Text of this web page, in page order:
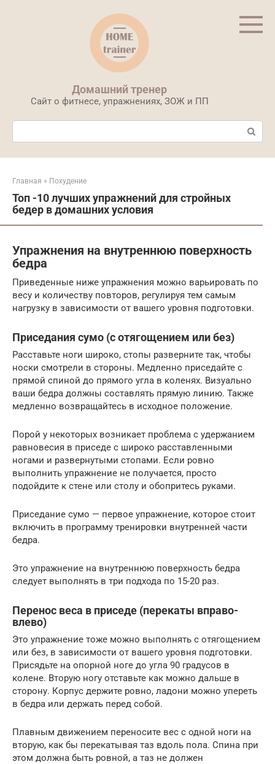
Домашний тренер
Сайт о фитнесе, упражнениях, ЗОЖ и ПП
Поиск:
Главная » Похудение
Топ -10 лучших упражнений для стройных
бедер в домашних условия
Упражнения на внутреннюю поверхность
бедра
Приведенные ниже упражнения можно варьировать по
весу и количеству повторов, регулируя тем самым
нагрузку в зависимости от вашего уровня подготовки.
Приседания сумо (с отягощением или без)
Расставьте ноги широко, стопы разверните так, чтобы
носки смотрели в стороны. Медленно приседайте с
прямой спиной до прямого угла в коленях. Визуально
ваши бедра должны составлять прямую линию. Также
медленно возвращайтесь в исходное положение.
Порой у некоторых возникает проблема с удержанием
равновесия в приседе с широко расставленными
ногами и развернутыми стопами. Если ровно
выполнить упражнение не получается, просто
подойдите к стене или столу и обопритесь руками.
Приседание сумо — первое упражнение, которое стоит
включить в программу тренировки внутренней части
бедра.
Это упражнение на внутреннюю поверхность бедра
следует выполнять в три подхода по 15-20 раз.
Перенос веса в приседе (перекаты вправо-
влево)
Это упражнение тоже можно выполнять с отягощением
или без, в зависимости от вашего уровня подготовки.
Присядьте на опорной ноге до угла 90 градусов в
колене. Вторую ногу отставьте как можно дальше в
сторону. Корпус держите ровно, ладони можно упереть
в бедра или держать перед собой.
Плавным движением переносите вес с одной ноги на
вторую, как бы перекатывая таз вдоль пола. Спина при
этом должна быть ровной, а таз не должен